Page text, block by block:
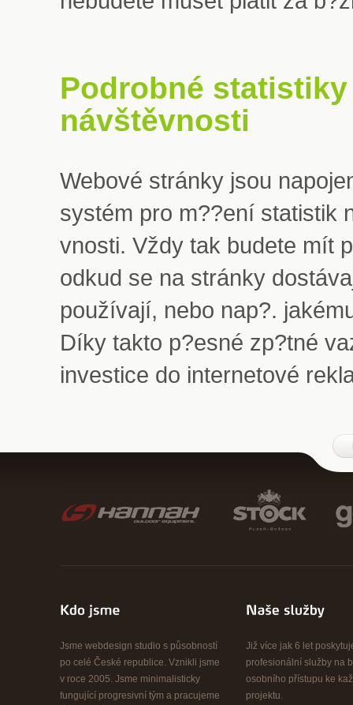
Podrobné statistiky
návštěvnosti
Webové stránky jsou
systém pro m??ení statistik
vnosti. Vždy tak budete mít
odkud se na stránky
používají, nebo nap?.
Díky takto p?esné zp?tné
investice do internetové
Jsme webdesign studio s působností
po celé České republice. Vznikli jsme
v roce 2005. Jsme minimalisticky
fungující progresivní tým a pracujeme
Již více jak 6 let
profesionální služby na
osobního přístupu ke
projektu.